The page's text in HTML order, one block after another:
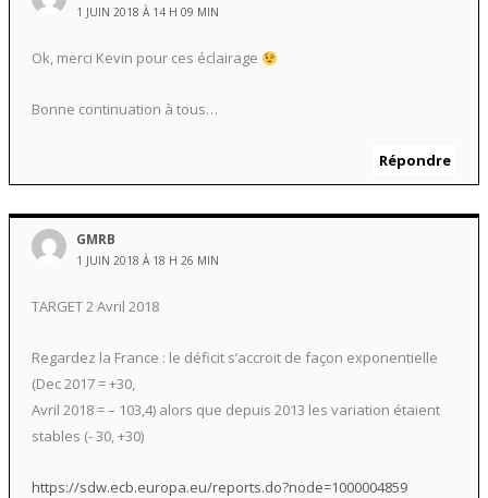
1 JUIN 2018 À 14 H 09 MIN
Ok, merci Kevin pour ces éclairage
Bonne continuation à tous…
Répondre
GMRB
1 JUIN 2018 À 18 H 26 MIN
TARGET 2 Avril 2018
Regardez la France : le déficit s’accroit de façon exponentielle
(Dec 2017 = +30,
Avril 2018 = – 103,4) alors que depuis 2013 les variation étaient
stables (- 30, +30)
https://sdw.ecb.europa.eu/reports.do?node=1000004859